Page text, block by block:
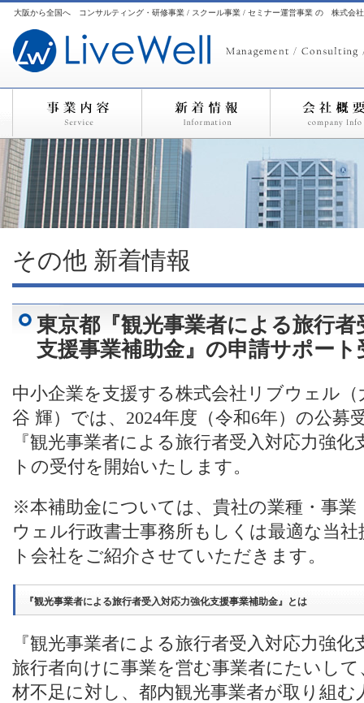
大阪から全国へ コンサルティング・研修事業 / スクール事業 / セミナー運営事業 の 株式会
その他 新着情報
東京都『観光事業者による旅行者
支援事業補助金』の申請サポート
中小企業を支援する株式会社リブウェル
谷 輝）では、2024年度（令和6年）の公募
『観光事業者による旅行者受入対応力強
トの受付を開始いたします。
※本補助金については、貴社の業種・事業
ウェル行政書士事務所もしくは最適な当
ト会社をご紹介させていただきます。
『観光事業者による旅行者受入対応力強化支援事業補助金』とは
『観光事業者による旅行者受入対応力強
旅行者向けに事業を営む事業者にたいし
材不足に対し、都内観光事業者が取り組